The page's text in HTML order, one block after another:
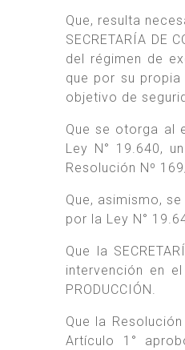
Que, resulta
SECRETARÍA DE
del régimen de
que por su
objetivo de
Que se otorga al
Ley N° 19.640,
Resolución Nº
Que, asimismo,
por la Ley N°
Que la
intervención en
PRODUCCIÓN.
Que la
Artículo 1°